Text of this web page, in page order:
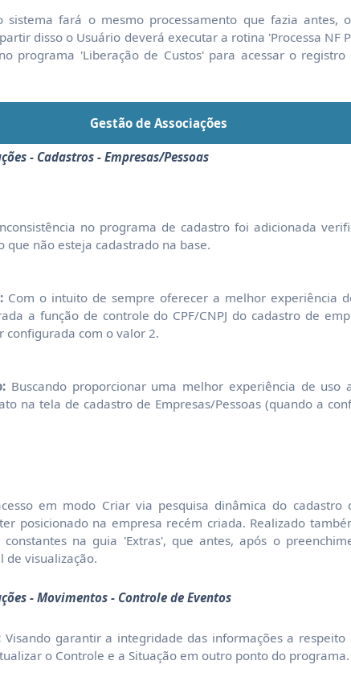
sistema fará o mesmo processamento que fazia antes,
disso o Usuário deverá executar a rotina 'Processa NF
programa 'Liberação de Custos' para acessar o
Gestão de Associações
- Cadastros - Empresas/Pessoas
no programa de cadastro foi adicionada
não esteja cadastrado na base.
Com o intuito de sempre oferecer a melhor experiência
a função de controle do CPF/CNPJ do cadastro de
configurada com o valor 2.
Buscando proporcionar uma melhor experiência de uso
na tela de cadastro de Empresas/Pessoas (quando a
em modo Criar via pesquisa dinâmica do cadastro
posicionado na empresa recém criada. Realizado
na guia 'Extras', que antes, após o
de visualização.
- Movimentos - Controle de Eventos
Visando garantir a integridade das informações a
o Controle e a Situação em outro ponto do programa.